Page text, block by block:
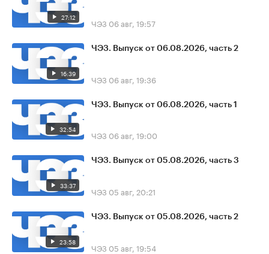
27:12 ЧЭЗ 06 авг, 19:57
16:39
ЧЭЗ. Выпуск от 06.08.2026, часть 2
ЧЭЗ 06 авг, 19:36
32:54
ЧЭЗ. Выпуск от 06.08.2026, часть 1
ЧЭЗ 06 авг, 19:00
33:37
ЧЭЗ. Выпуск от 05.08.2026, часть 3
ЧЭЗ 05 авг, 20:21
23:58
ЧЭЗ. Выпуск от 05.08.2026, часть 2
ЧЭЗ 05 авг, 19:54